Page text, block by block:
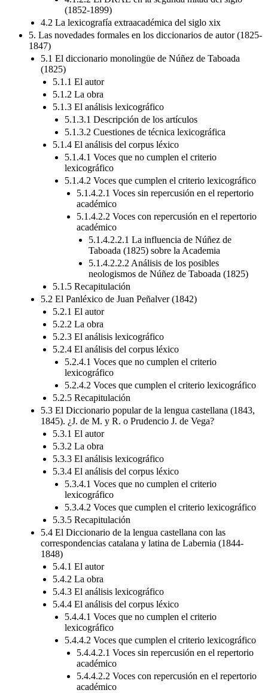
(1852-1899)
4.2 La lexicografía extraacadémica del siglo xix
5. Las novedades formales en los diccionarios de autor (1825-
1847)
5.1 El diccionario monolingüe de Núñez de Taboada
(1825)
5.1.1 El autor
5.1.2 La obra
5.1.3 El análisis lexicográfico
5.1.3.1 Descripción de los artículos
5.1.3.2 Cuestiones de técnica lexicográfica
5.1.4 El análisis del corpus léxico
5.1.4.1 Voces que no cumplen el criterio
lexicográfico
5.1.4.2 Voces que cumplen el criterio lexicográfico
5.1.4.2.1 Voces sin repercusión en el repertorio
académico
5.1.4.2.2 Voces con repercusión en el repertorio
académico
5.1.4.2.2.1 La influencia de Núñez de
Taboada (1825) sobre la Academia
5.1.4.2.2.2 Análisis de los posibles
neologismos de Núñez de Taboada (1825)
5.1.5 Recapitulación
5.2 El Panléxico de Juan Peñalver (1842)
5.2.1 El autor
5.2.2 La obra
5.2.3 El análisis lexicográfico
5.2.4 El análisis del corpus léxico
5.2.4.1 Voces que no cumplen el criterio
lexicográfico
5.2.4.2 Voces que cumplen el criterio lexicográfico
5.2.5 Recapitulación
5.3 El Diccionario popular de la lengua castellana (1843,
1845). ¿J. de M. y R. o Prudencio J. de Vega?
5.3.1 El autor
5.3.2 La obra
5.3.3 El análisis lexicográfico
5.3.4 El análisis del corpus léxico
5.3.4.1 Voces que no cumplen el criterio
lexicográfico
5.3.4.2 Voces que cumplen el criterio lexicográfico
5.3.5 Recapitulación
5.4 El Diccionario de la lengua castellana con las
correspondencias catalana y latina de Labernia (1844-
1848)
5.4.1 El autor
5.4.2 La obra
5.4.3 El análisis lexicográfico
5.4.4 El análisis del corpus léxico
5.4.4.1 Voces que no cumplen el criterio
lexicográfico
5.4.4.2 Voces que cumplen el criterio lexicográfico
5.4.4.2.1 Voces sin repercusión en el repertorio
académico
5.4.4.2.2 Voces con repercusión en el repertorio
académico